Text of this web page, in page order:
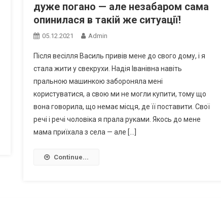
дуже погано — але незабаром сама
опинилася в такій же ситуації!
05.12.2021 Admin
Після весілля Василь привів мене до свого дому, і я
стала жити у свекрухи. Надія Іванівна навіть
пральною машинкою забороняла мені
користуватися, а свою ми не могли купити, тому що
вона говорила, що немає місця, де її поставити. Свої
речі і речі чоловіка я прала руками. Якось до мене
мама приїхала з села — але […]
Continue...